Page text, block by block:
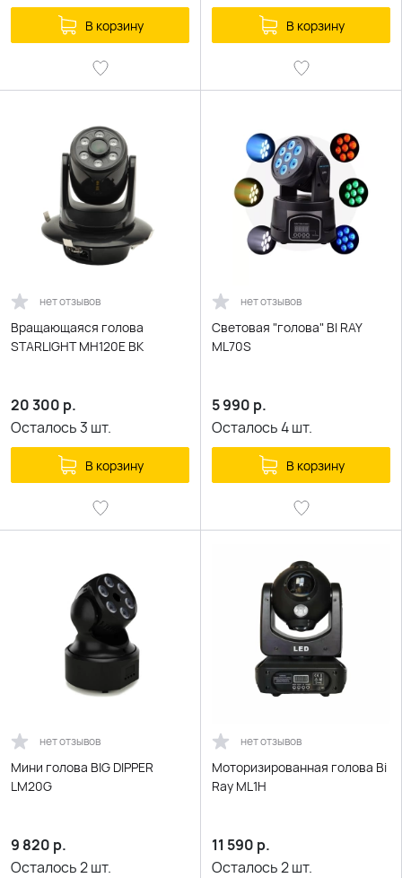
В корзину В корзину
нет отзывов
Вращающаяся голова
STARLIGHT MH120E BK
20 300 р.
Осталось3 шт.
В корзину
нет отзывов
Световая "голова" BI RAY
ML70S
5 990 р.
Осталось4шт.
В корзину
нет отзывов
Мини голова BIG DIPPER
LM20G
9 820 р.
Осталось2шт.
нет отзывов
Моторизированная голова Bi
Ray ML1H
11 590 р.
Осталось2шт.